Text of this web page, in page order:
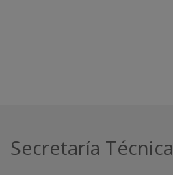
Secretaría Técnica